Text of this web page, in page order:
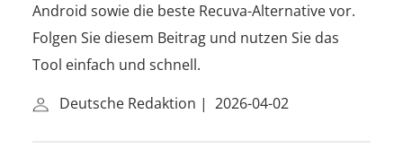
Android sowie die beste Recuva-Alternative vor.
Folgen Sie diesem Beitrag und nutzen Sie das
Tool einfach und schnell.
Deutsche Redaktion | 2026-04-02